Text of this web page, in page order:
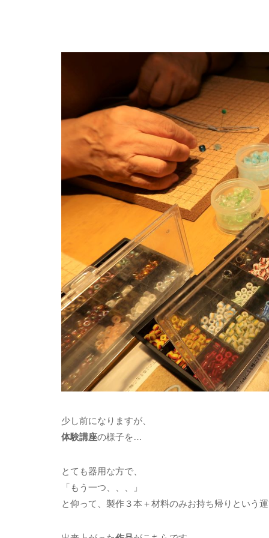
少し前になりますが、
体験講座の様子を…
とても器用な方で、
「もう一つ、、、」
と仰って、製作３本＋材料のみお持ち帰りという